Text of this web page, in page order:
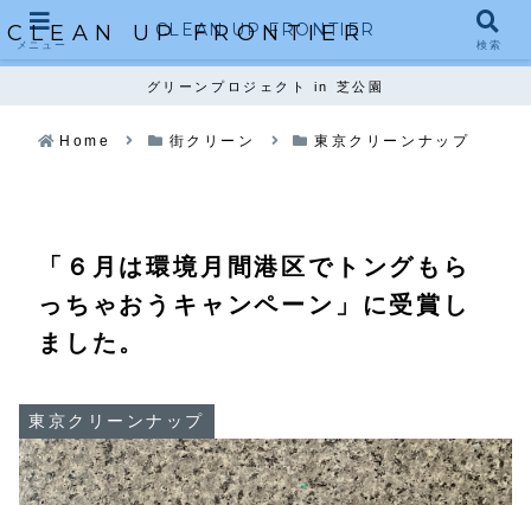
CLEAN UP FRONTIER
グリーンプロジェクト in 芝公園
Home 街クリーン 東京クリーンナップ
「６月は環境月間港区でトングもら
っちゃおうキャンペーン」に受賞し
ました。
東京クリーンナップ
メニュー
CLEAN UP FRONTIER
検索